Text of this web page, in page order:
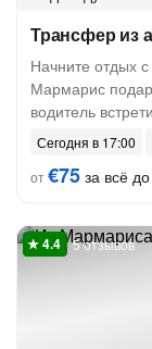
Трансфер из
Начните отдых
Мармарис
водитель
Сегодня в 17:00
от€75 за всё
5 отзывов